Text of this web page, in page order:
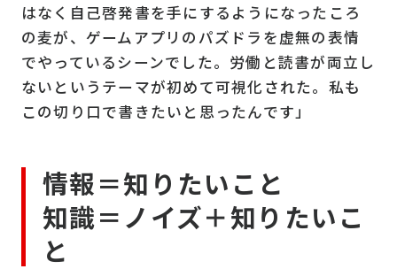
はなく自己啓発書を手にするようになったころ
の麦が、ゲームアプリのパズドラを虚無の表情
でやっているシーンでした。労働と読書が両立し
ないというテーマが初めて可視化された。私も
この切り口で書きたいと思ったんです」
情報＝知りたいこと
知識＝ノイズ＋知りたいこ
と